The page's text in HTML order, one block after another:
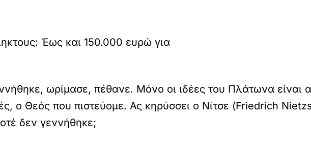
Έως και 150.000 ευρώ για
ωρίμασε, πέθανε. Μόνο οι ιδέες του Πλάτωνα είναι
ο Θεός που πιστεύομε. Ας κηρύσσει ο Νίτσε (Friedrich
δεν γεννήθηκε;